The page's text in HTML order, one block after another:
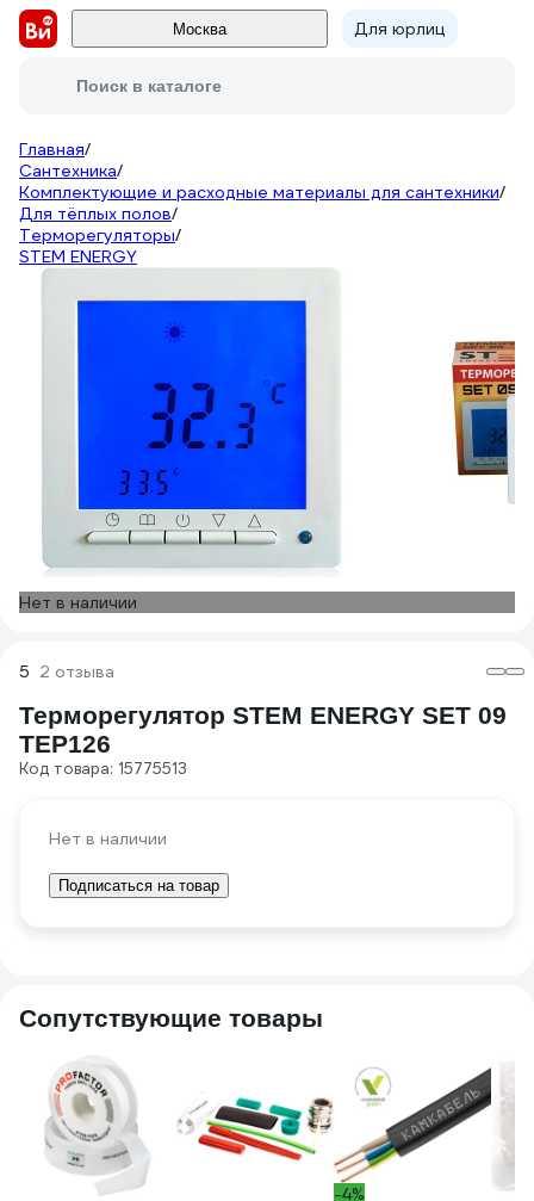
Москва Для юрлиц
Поиск в каталоге
Главная/
Сантехника/
Комплектующие и расходные материалы для сантехники/
Для тёплых полов/
Терморегуляторы/
STEM ENERGY
Нет в наличии
5 2 отзыва
Терморегулятор STEM ENERGY SET 09
ТЕР126
Код товара: 15775513
Нет в наличии
Подписаться на товар
Сопутствующие товары
-4%